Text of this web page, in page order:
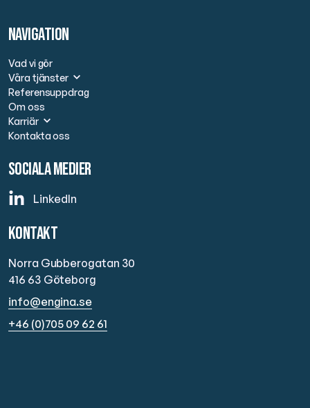
Navigation
Vad vi gör
Våra tjänster
Referensuppdrag
Om oss
Karriär
Kontakta oss
Sociala medier
LinkedIn
Kontakt
Norra Gubberogatan 30
416 63 Göteborg
info@engina.se
+46 (0)705 09 62 61